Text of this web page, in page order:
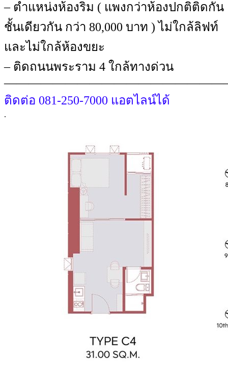
– ตำแหน่งห้องริม ( แพงกว่าห้องปกติติดกัน
ชั้นเดียวกัน กว่า 80,000 บาท ) ไม่ใกล้ลิฟท์
และไม่ใกล้ห้องขยะ
– ติดถนนพระราม 4 ใกล้ทางด่วน
ติดต่อ 081-250-7000 แอตไลน์ได้
.